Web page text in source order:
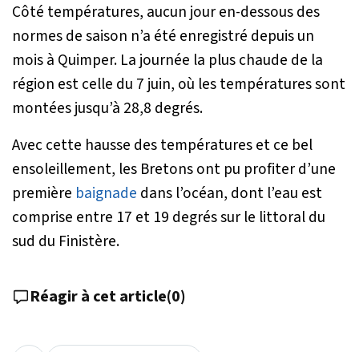
Côté températures, aucun jour en-dessous des
normes de saison n’a été enregistré depuis un
mois à Quimper. La journée la plus chaude de la
région est celle du 7 juin, où les températures sont
montées jusqu’à 28,8 degrés.
Avec cette hausse des températures et ce bel
ensoleillement, les Bretons ont pu profiter d’une
première baignade dans l’océan, dont l’eau est
comprise entre 17 et 19 degrés sur le littoral du
sud du Finistère.
Réagir à cet article(0)